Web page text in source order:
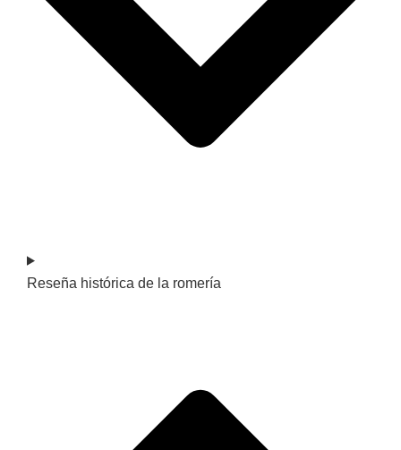
Reseña histórica de la romería